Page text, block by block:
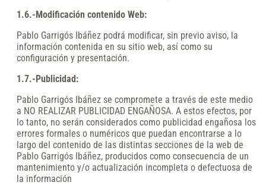
1.6.-Modificación contenido Web:
Pablo Garrigós Ibáñez podrá modificar, sin previo aviso, la
información contenida en su sitio web, así como su
configuración y presentación.
1.7.-Publicidad:
Pablo Garrigós Ibáñez se compromete a través de este medio
a NO REALIZAR PUBLICIDAD ENGAÑOSA. A estos efectos, por
lo tanto, no serán considerados como publicidad engañosa los
errores formales o numéricos que puedan encontrarse a lo
largo del contenido de las distintas secciones de la web de
Pablo Garrigós Ibáñez, producidos como consecuencia de un
mantenimiento y/o actualización incompleta o defectuosa de
la información